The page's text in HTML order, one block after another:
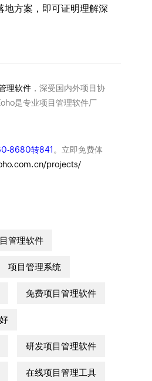
地方案，即可证明理解深
理软件，深受国内外项目协
是专业项目管理软件厂
8680转841 。立即免费体
projects/
管理软件
项目管理系统
免费项目管理软件
研发项目管理软件
在线项目管理工具